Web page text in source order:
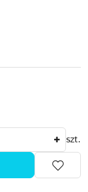
szt.